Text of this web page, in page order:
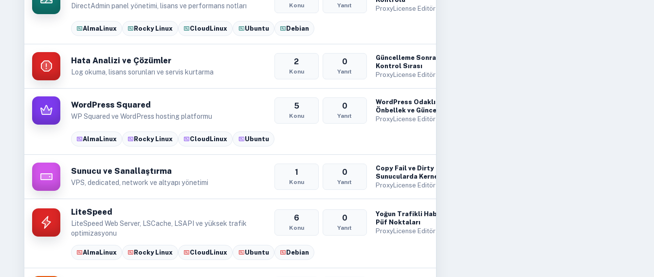
DirectAdmin panel yönetimi, lisans ve performans notları Konu Yanıt
ProxyLicense Editör · 09.05.2026 20:18
AlmaLinux Rocky Linux CloudLinux Ubuntu Debian
Hata Analizi ve Çözümler
Log okuma, lisans sorunları ve servis kurtarma
2
Konu
0
Yanıt
Güncelleme Sonrası Servis Bozulursa İlk 15 Dakika
Kontrol Sırası
ProxyLicense Editör · 09.05.2026 20:18
WordPress Squared
WP Squared ve WordPress hosting platformu
5
Konu
0
Yanıt
WordPress Odaklı Hostingde WP Squared İçin
Önbellek ve Güncelleme Rutini
ProxyLicense Editör · 09.05.2026 20:18
AlmaLinux Rocky Linux CloudLinux Ubuntu
Sunucu ve Sanallaştırma
VPS, dedicated, network ve altyapı yönetimi
1
Konu
0
Yanıt
Copy Fail ve Dirty Frag Sonrası Multi-Tenant Linux
Sunucularda Kernel Risk Yönetimi
ProxyLicense Editör · 09.05.2026 19:42
LiteSpeed
LiteSpeed Web Server, LSCache, LSAPI ve yüksek trafik
optimizasyonu
6
Konu
0
Yanıt
Yoğun Trafikli Haber Sitelerinde LiteSpeed Tuning
Püf Noktaları
ProxyLicense Editör · 09.05.2026 20:18
AlmaLinux Rocky Linux CloudLinux Ubuntu Debian